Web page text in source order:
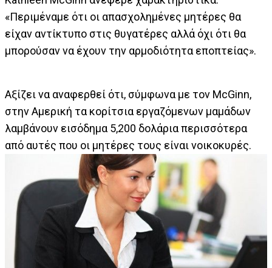
«Περιμέναμε ότι οι απασχολημένες μητέρες θα
είχαν αντίκτυπο στις θυγατέρες αλλά όχι ότι θα
μπορούσαν να έχουν την αρμοδιότητα εποπτείας».
Αξίζει να αναφερθεί ότι, σύμφωνα με τον McGinn,
στην Αμερική τα κορίτσια εργαζόμενων μαμάδων
λαμβάνουν εισόδημα 5,200 δολάρια περισσότερα
από αυτές που οι μητέρες τους είναι νοικοκυρές.